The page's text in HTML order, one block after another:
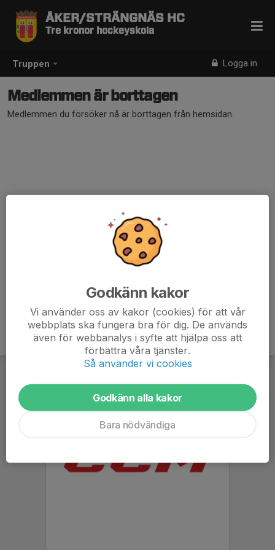
Truppen Logga in
ÅKER/STRÄNGNÄS HC
Tre kronor hockeyskola
Medlemmen är borttagen
Medlemmen du försöker nå är borttagen från hemsidan.
Godkänn kakor
Vi använder oss av kakor (cookies) för att vår
webbplats ska fungera bra för dig. De används
även för webbanalys i syfte att hjälpa oss att
förbättra våra tjänster.
Så använder vi cookies
Godkänn alla kakor
Bara nödvändiga